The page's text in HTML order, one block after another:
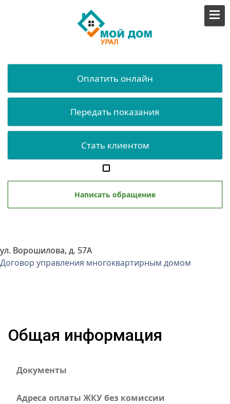
Оплатить онлайн
Передать показания
Стать клиентом
Написать обращение
ул. Ворошилова, д. 57А
Договор управления многоквартирным домом
Общая информация
Документы
Адреса оплаты ЖКУ без комиссии